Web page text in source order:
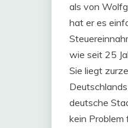
als von
hat er es
wie seit 25
Sie liegt
deutsche
kein Problem